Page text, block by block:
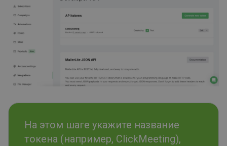
На этом шаге укажите название
токена (например, ClickMeeting),